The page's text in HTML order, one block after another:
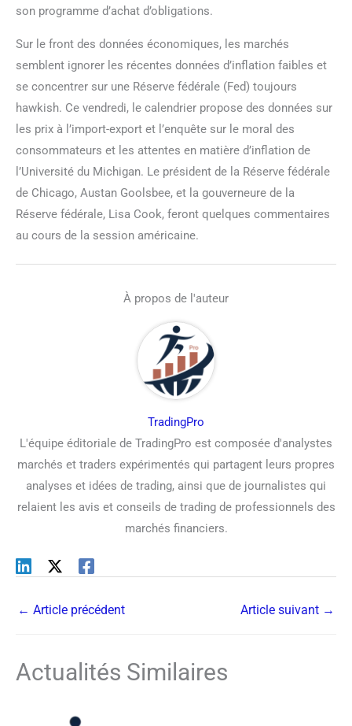
son programme d’achat d’obligations.
Sur le front des données économiques, les marchés
semblent ignorer les récentes données d’inflation faibles et
se concentrer sur une Réserve fédérale (Fed) toujours
hawkish. Ce vendredi, le calendrier propose des données sur
les prix à l’import-export et l’enquête sur le moral des
consommateurs et les attentes en matière d’inflation de
l’Université du Michigan. Le président de la Réserve fédérale
de Chicago, Austan Goolsbee, et la gouverneure de la
Réserve fédérale, Lisa Cook, feront quelques commentaires
au cours de la session américaine.
À propos de l'auteur
TradingPro
L'équipe éditoriale de TradingPro est composée d'analystes
marchés et traders expérimentés qui partagent leurs propres
analyses et idées de trading, ainsi que de journalistes qui
relaient les avis et conseils de trading de professionnels des
marchés financiers.
← Article précédent Article suivant →
Actualités Similaires